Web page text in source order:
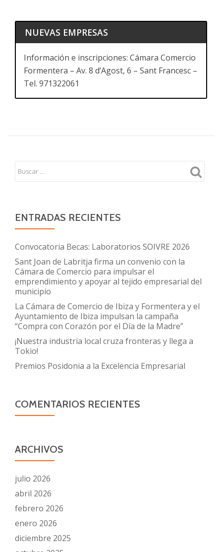
NUEVAS EMPRESAS
Información e inscripciones: Cámara Comercio
Formentera – Av. 8 d’Agost, 6 – Sant Francesc –
Tel. 971322061
ENTRADAS RECIENTES
Convocatoria Becas: Laboratorios SOIVRE 2026
Sant Joan de Labritja firma un convenio con la
Cámara de Comercio para impulsar el
emprendimiento y apoyar al tejido empresarial del
municipio
La Cámara de Comercio de Ibiza y Formentera y el
Ayuntamiento de Ibiza impulsan la campaña
“Compra con Corazón por el Día de la Madre”
¡Nuestra industria local cruza fronteras y llega a
Tokio!
Premios Posidonia a la Excelencia Empresarial
COMENTARIOS RECIENTES
ARCHIVOS
julio 2026
abril 2026
febrero 2026
enero 2026
diciembre 2025